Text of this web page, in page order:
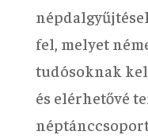
fel, melyet
tudósoknak
és elérhetővé